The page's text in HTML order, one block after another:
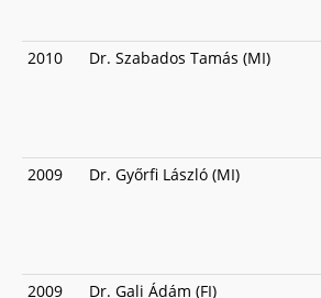
2010 Dr. Szabados Tamás (MI)
2009 Dr. Győrfi László (MI)
2009 Dr. Gali Ádám (FI)